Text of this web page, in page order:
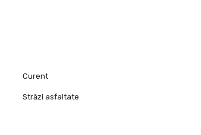
Curent
Străzi asfaltate